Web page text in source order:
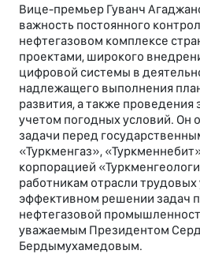
Вице-премьер Гуванч
важность постоянного
нефтегазовом комплексе
проектами, широкого
цифровой системы в
надлежащего выполнения
развития, а также
учетом погодных условий. Он
задачи перед
«Туркменгаз»,
корпорацией
работникам отрасли трудовых
эффективном решении задач
нефтегазовой
уважаемым Президентом
Бердымухамедовым.